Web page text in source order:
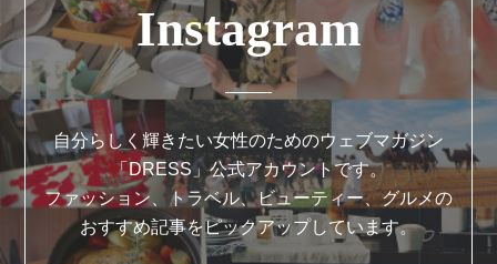
Instagram
自分らしく輝きたい女性のためのウェブマガジン
「DRESS」公式アカウントです。
ファッション、トラベル、ビューティー、グルメの
おすすめ記事をピックアップしています。